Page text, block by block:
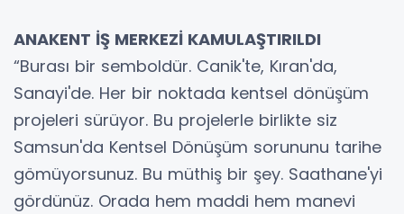
ANAKENT İŞ MERKEZİ KAMULAŞTIRILDI
“Burası bir semboldür. Canik'te, Kıran'da,
Sanayi'de. Her bir noktada kentsel dönüşüm
projeleri sürüyor. Bu projelerle birlikte siz
Samsun'da Kentsel Dönüşüm sorununu tarihe
gömüyorsunuz. Bu müthiş bir şey. Saathane'yi
gördünüz. Orada hem maddi hem manevi